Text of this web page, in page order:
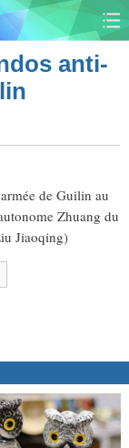
MONDE
SPORTS
anti-
de Guilin au
Zhuang du
Jiaoqing)